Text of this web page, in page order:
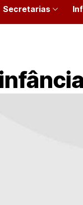
Secretarias